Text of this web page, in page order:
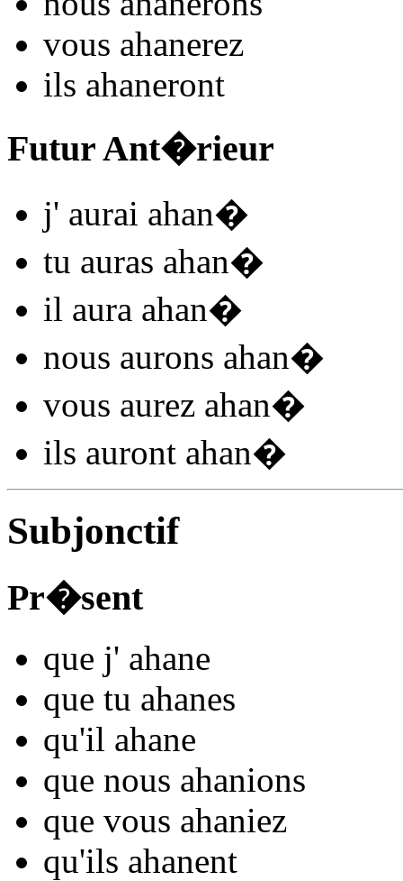
vous ahanerez
ils ahaneront
Futur Ant�rieur
j' aurai ahan�
tu auras ahan�
il aura ahan�
nous aurons ahan�
vous aurez ahan�
ils auront ahan�
Subjonctif
Pr�sent
que j' ahane
que tu ahanes
qu'il ahane
que nous ahanions
que vous ahaniez
qu'ils ahanent